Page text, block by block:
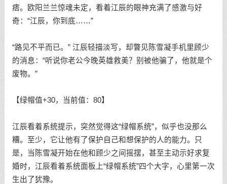
痞。欧阳兰兰惊魂未定，看着江辰的眼神充满了感激与好
奇：“江辰，你到底……”
“路见不平而已。” 江辰轻描淡写，却瞥见陈雪凝手机里顾少
的消息：“听说你老公今晚英雄救美？别被他骗了，他就是个
废物。”
【绿帽值+30，当前值：80】
江辰看着系统提示，突然觉得这“绿帽系统”，似乎也没那么
糟。至少，它让他有了保护自己和想保护的人的能力。只
是，当陈雪凝开始在他和顾少之间摇摆，甚至主动示好求复
婚时，江辰看着系统面板上“绿帽系统”四个大字，心里第一次
生出了犹豫。